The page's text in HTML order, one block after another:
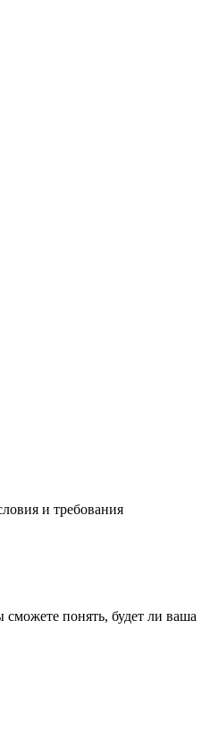
и требования
понять, будет ли ваша